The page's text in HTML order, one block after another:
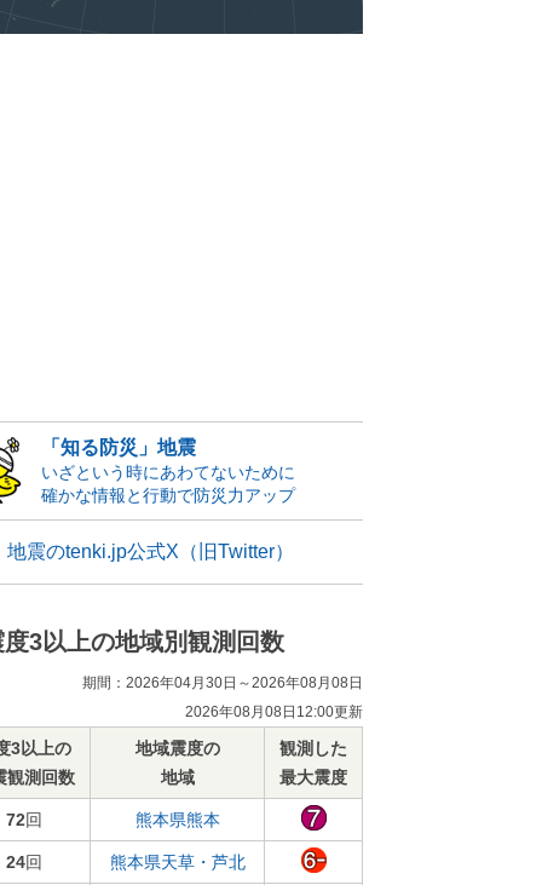
「知る防災」地震
いざという時にあわてないために
確かな情報と行動で防災力アップ
地震のtenki.jp公式X（旧Twitter）
度3以上の地域別観測回数
期間：2026年04月30日～2026年08月08日
2026年08月08日12:00更新
3以上の
観測回数
地域震度の
地域
観測した
最大震度
72回 熊本県熊本
24回 熊本県天草・芦北